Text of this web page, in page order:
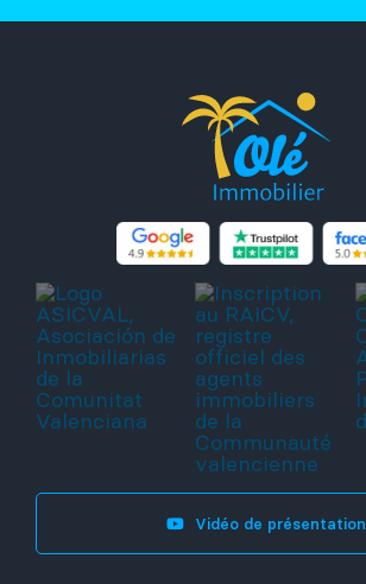
Vidéo de présentation